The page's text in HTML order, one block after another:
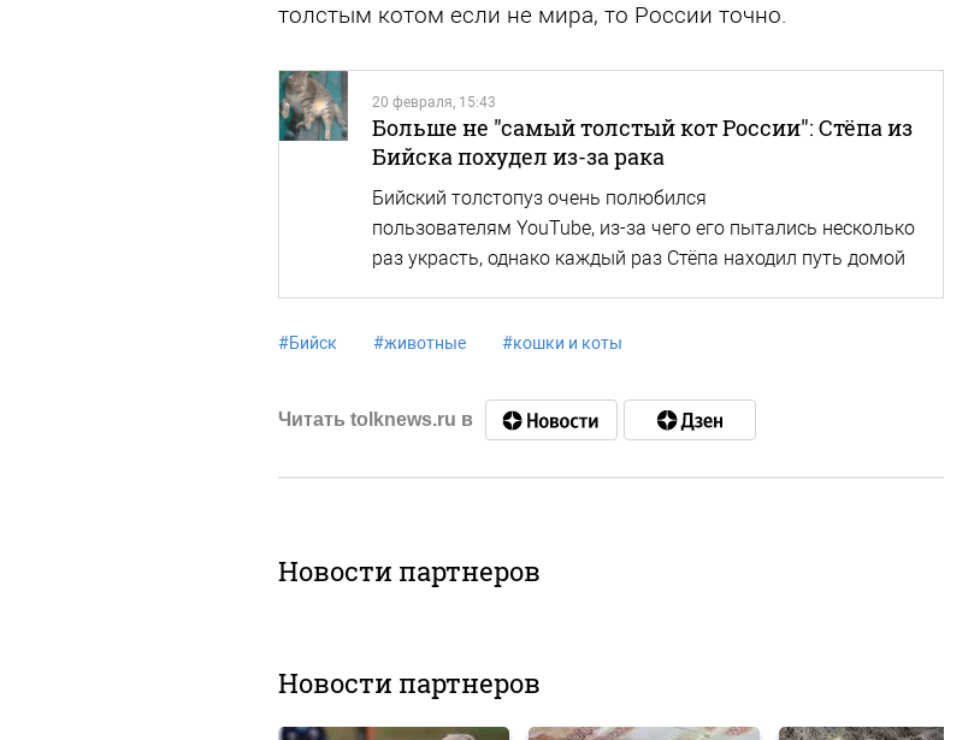
толстым котом если не мира, то России точно.
20 февраля, 15:43
Больше не "самый толстый кот России": Стёпа из
Бийска похудел из-за рака
Бийский толстопуз очень полюбился
пользователям YouTube, из-за чего его пытались несколько
раз украсть, однако каждый раз Стёпа находил путь домой
#Бийск #животные #кошки и коты
Читать tolknews.ru в
Новости партнеров
Новости партнеров